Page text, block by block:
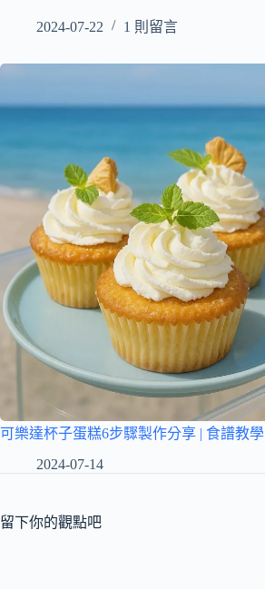
2024-07-22 1 則留言
可樂達杯子蛋糕6步驟製作分享 | 食譜教學
2024-07-14
留下你的觀點吧